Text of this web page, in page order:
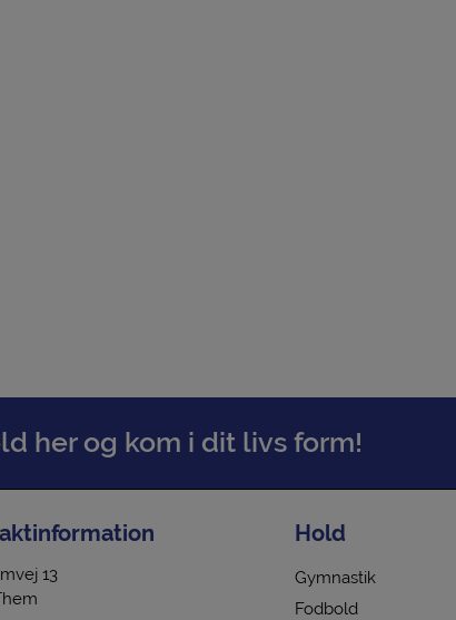
her og kom i dit livs form!
13
Hold
Gymnastik
Fodbold